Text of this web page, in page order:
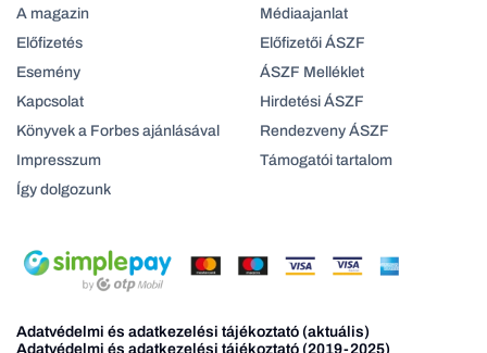
A magazin
Előfizetés
Esemény
Kapcsolat
Könyvek a Forbes ajánlásával
Impresszum
Így dolgozunk
Médiaajanlat
Előfizetői ÁSZF
ÁSZF Melléklet
Hirdetési ÁSZF
Rendezveny ÁSZF
Támogatói tartalom
Adatvédelmi és adatkezelési tájékoztató (aktuális)
Adatvédelmi és adatkezelési tájékoztató (2019-2025)